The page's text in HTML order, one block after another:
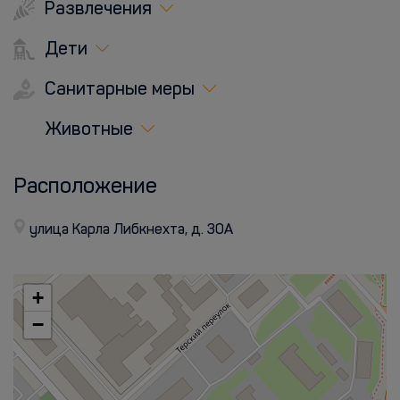
Развлечения
Дети
Санитарные меры
Животные
Расположение
улица Карла Либкнехта, д. 30А
+
−